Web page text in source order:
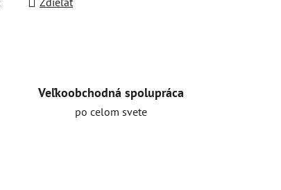
Veľkoobchodná spolupráca
po celom svete